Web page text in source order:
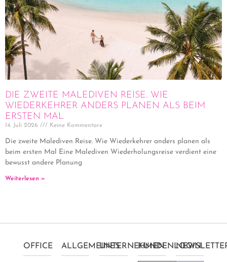
DIE ZWEITE MALEDIVEN REISE. WIE
WIEDERKEHRER ANDERS PLANEN ALS BEIM
ERSTEN MAL
14. Juli 2026 Keine Kommentare
Die zweite Malediven Reise. Wie Wiederkehrer anders planen als
beim ersten Mal Eine Malediven Wiederholungsreise verdient eine
bewusst andere Planung
Weiterlesen »
OFFICE ALLGEMEINESUNTERNEHMENKUNDENLOGIN